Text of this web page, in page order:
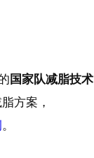
国家队减脂技术
方案，
。